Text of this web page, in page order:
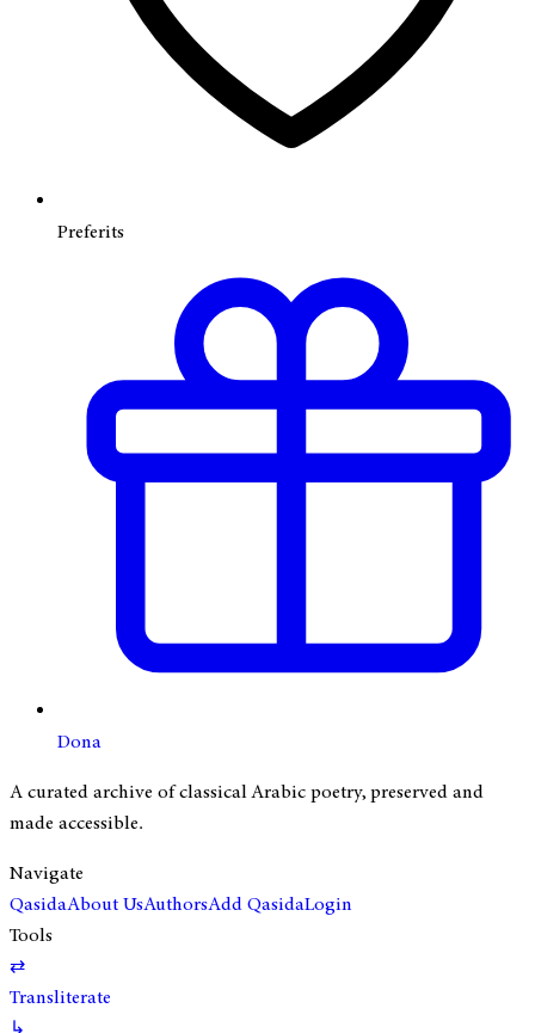
Preferits
Dona
A curated archive of classical Arabic poetry, preserved and
made accessible.
Navigate
QasidaAbout UsAuthorsAdd QasidaLogin
Tools
⇄
Transliterate